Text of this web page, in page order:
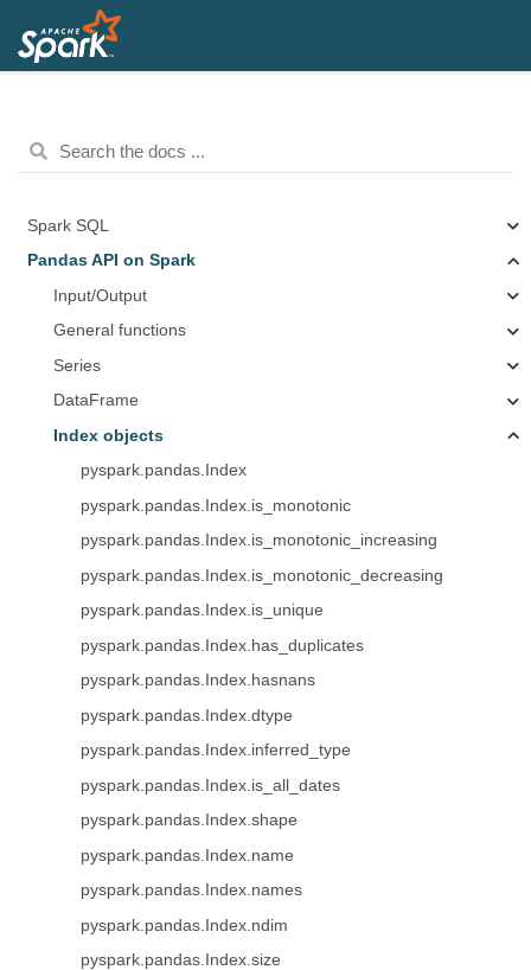
Spark SQL
Pandas API on Spark
Input/Output
General functions
Series
DataFrame
Index objects
pyspark.pandas.Index
pyspark.pandas.Index.is_monotonic
pyspark.pandas.Index.is_monotonic_increasing
pyspark.pandas.Index.is_monotonic_decreasing
pyspark.pandas.Index.is_unique
pyspark.pandas.Index.has_duplicates
pyspark.pandas.Index.hasnans
pyspark.pandas.Index.dtype
pyspark.pandas.Index.inferred_type
pyspark.pandas.Index.is_all_dates
pyspark.pandas.Index.shape
pyspark.pandas.Index.name
pyspark.pandas.Index.names
pyspark.pandas.Index.ndim
pyspark.pandas.Index.size